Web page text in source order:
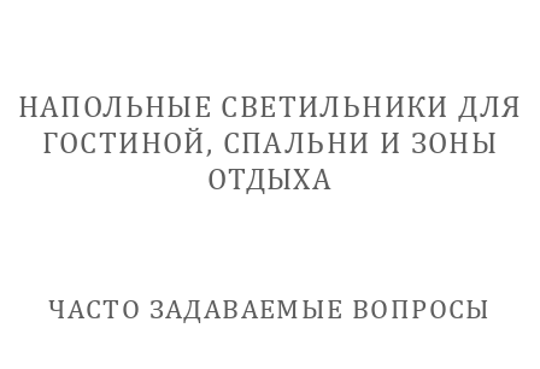
НАПОЛЬНЫЕ СВЕТИЛЬНИКИ ДЛЯ
ГОСТИНОЙ, СПАЛЬНИ И ЗОНЫ
ОТДЫХА
ЧАСТО ЗАДАВАЕМЫЕ ВОПРОСЫ